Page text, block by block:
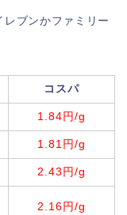
ブンかファミリー
コスパ
1.84円/g
1.81円/g
2.43円/g
2.16円/g